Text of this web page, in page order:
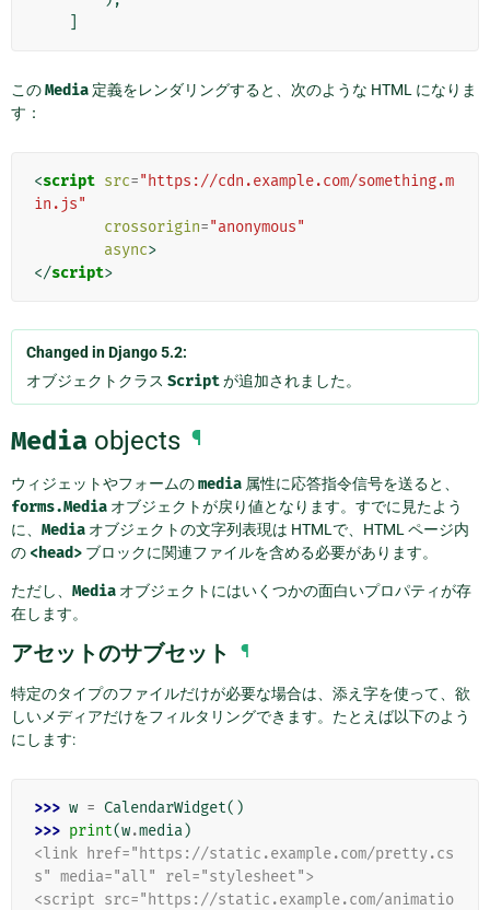
このMedia 定義をレンダリングすると、次のような HTML になりま
す：
<script src="https://cdn.example.com/something.m
in.js"
crossorigin="anonymous"
async>
</script>
Changed in Django 5.2:
オブジェクトクラス Scriptが追加されました。
Media objects ¶
ウィジェットやフォームのmedia 属性に応答指令信号を送ると、
forms.Media オブジェクトが戻り値となります。すでに見たよう
に、 Media オブジェクトの文字列表現は HTMLで、HTML ページ内
の <head> ブロックに関連ファイルを含める必要があります。
ただし、 Media オブジェクトにはいくつかの面白いプロパティが存
在します。
アセットのサブセット ¶
特定のタイプのファイルだけが必要な場合は、添え字を使って、欲
しいメディアだけをフィルタリングできます。たとえば以下のよう
にします:
>>> w = CalendarWidget()
>>> print(w.media)
<link href="https://static.example.com/pretty.cs
s" media="all" rel="stylesheet">
<script src="https://static.example.com/animatio